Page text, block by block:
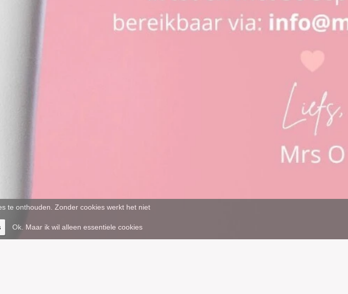
te onthouden. Zonder cookies werkt het niet
Ok. Maar ik wil alleen essentiele cookies